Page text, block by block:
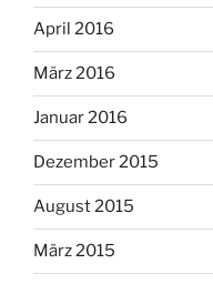
April 2016
März 2016
Januar 2016
Dezember 2015
August 2015
März 2015